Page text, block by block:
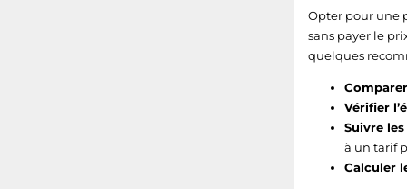
Opter pour une
sans payer le
quelques
Vérifier
Suivre
à un tarif
Calculer